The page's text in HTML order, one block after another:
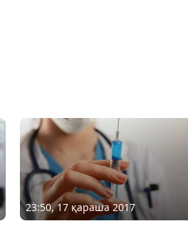
23:50, 17 қараша 2017